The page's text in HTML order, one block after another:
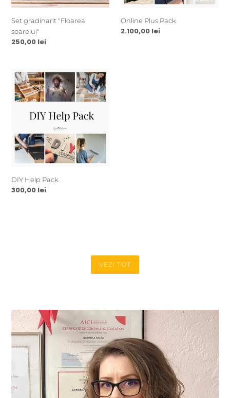
Set gradinarit "Floarea
soarelui"
Preț
250,00 lei
Online Plus Pack
Preț
2.100,00 lei
DIY
Help
Pack
DIY Help Pack
Preț
300,00 lei
VEZI TOT